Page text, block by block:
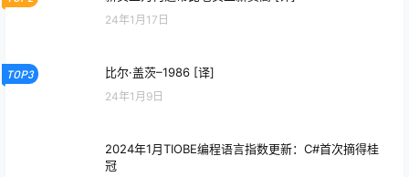
24年1月17日
TOP3 比尔·盖茨–1986 [译]
24年1月9日
2024年1月TIOBE编程语言指数更新：C#首次摘得桂
冠